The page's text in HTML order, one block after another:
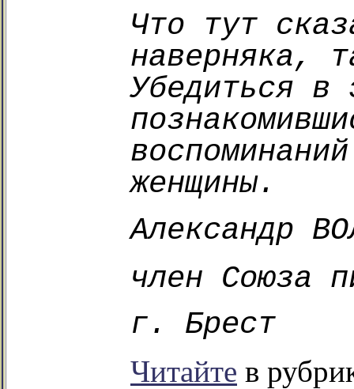
Что тут
наверняка,
Убедиться в
женщины.
Александр
член Союза
г. Брест
Читайте в